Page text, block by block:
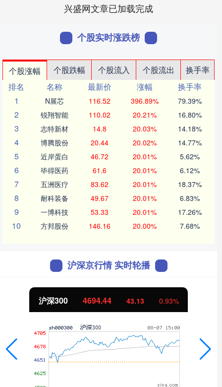
兴盛网文章已加载完成
个股实时涨跌榜
个股涨幅 个股跌幅 个股流入 个股流出
换手率
排名
名称 最新价 涨幅
换手率
1
N展芯 116.52 396.89% 79.39%
2 锐翔智能 110.02 20.21% 16.80%
3 志特新材 14.8 20.03% 14.18%
4 博腾股份 20.44 20.02% 14.77%
5 近岸蛋白 46.72 20.01% 5.62%
6 毕得医药 61.6 20.01% 6.12%
7 五洲医疗 83.62 20.01% 18.37%
8 耐科装备 49.67 20.01% 6.83%
9 一博科技 53.33 20.01% 17.26%
10 方邦股份 146.16 20.00% 7.68%
沪深京行情 实时轮播
沪深300 4694.44 43.13 0.93%